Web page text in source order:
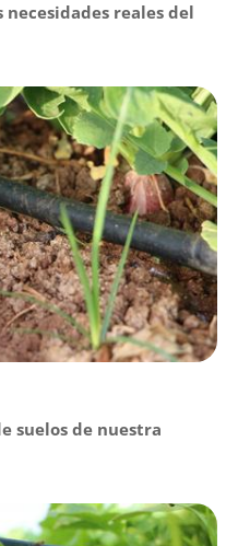
necesidades reales del
suelos de nuestra